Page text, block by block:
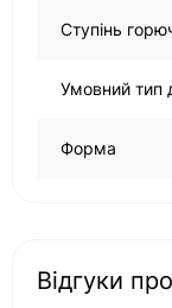
Ступінь
Умовний тип
Форма
Відгуки